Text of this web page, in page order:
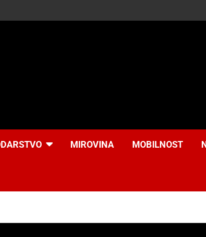
MIROVINA MOBILNOST